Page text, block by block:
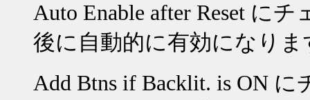
Auto Enable after Reset にチ
後に自動的に有効になりま
Add Btns if Backlit. is ON に